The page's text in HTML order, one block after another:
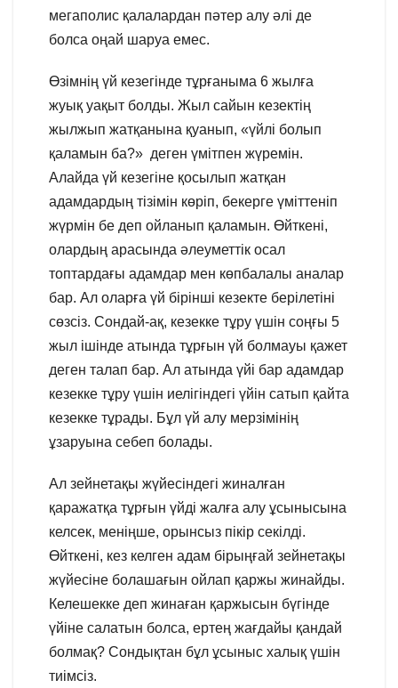
мегаполис қалалардан пәтер алу әлі де
болса оңай шаруа емес.
Өзімнің үй кезегінде тұрғаныма 6 жылға
жуық уақыт болды. Жыл сайын кезектің
жылжып жатқанына қуанып, «үйлі болып
қаламын ба?» деген үмітпен жүремін.
Алайда үй кезегіне қосылып жатқан
адамдардың тізімін көріп, бекерге үміттеніп
жүрмін бе деп ойланып қаламын. Өйткені,
олардың арасында әлеуметтік осал
топтардағы адамдар мен көпбалалы аналар
бар. Ал оларға үй бірінші кезекте берілетіні
сөзсіз. Сондай-ақ, кезекке тұру үшін соңғы 5
жыл ішінде атында тұрғын үй болмауы қажет
деген талап бар. Ал атында үйі бар адамдар
кезекке тұру үшін иелігіндегі үйін сатып қайта
кезекке тұрады. Бұл үй алу мерзімінің
ұзаруына себеп болады.
Ал зейнетақы жүйесіндегі жиналған
қаражатқа тұрғын үйді жалға алу ұсынысына
келсек, меніңше, орынсыз пікір секілді.
Өйткені, кез келген адам бірыңғай зейнетақы
жүйесіне болашағын ойлап қаржы жинайды.
Келешекке деп жинаған қаржысын бүгінде
үйіне салатын болса, ертең жағдайы қандай
болмақ? Сондықтан бұл ұсыныс халық үшін
тиімсіз.